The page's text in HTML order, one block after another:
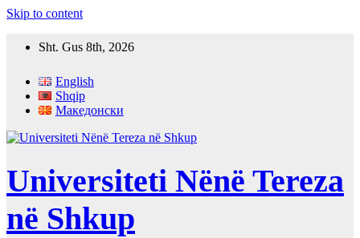
Skip to content
Sht. Gus 8th, 2026
English
Shqip
Македонски
Universiteti Nënë Tereza
në Shkup